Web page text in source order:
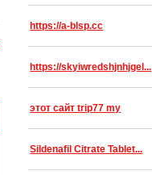
https://a-blsp.cc
https://skyiwredshjnhjgel...
этот сайт trip77 my
Sildenafil Citrate Tablet...